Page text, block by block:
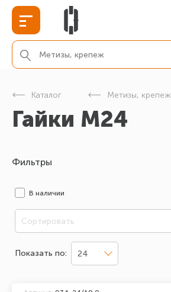
Каталог Метизы, крепеж
Гайки М24
Фильтры
В наличии
Сортировать
Показать по: 24